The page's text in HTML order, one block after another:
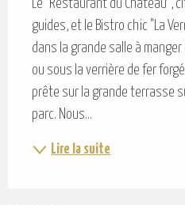
Le "Restaurant du Château",
guides, et le Bistro chic "La
dans la grande salle à
ou sous la verrière de fer
prête sur la grande terrasse
parc. Nous...
Lire la suite